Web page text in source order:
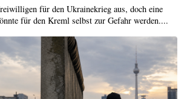
für den Ukrainekrieg aus, doch eine
für den Kreml selbst zur Gefahr werden....